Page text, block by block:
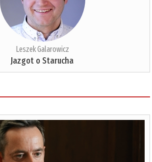
Leszek Galarowicz
Jazgot o Starucha